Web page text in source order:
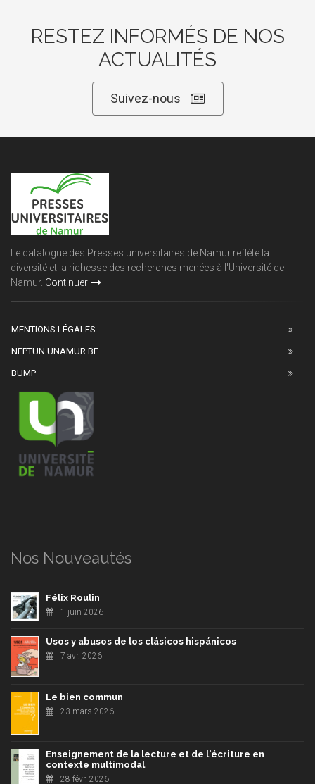
RESTEZ INFORMÉS DE NOS
ACTUALITÉS
Suivez-nous
Le catalogue des Presses universitaires de Namur reflète la
diversité et la richesse des recherches menées à l'Université de
Namur. Continuer
MENTIONS LÉGALES
NEPTUN.UNAMUR.BE
BUMP
Nos Nouveautés
Félix Roulin
1 juin 2026
Usos y abusos de los clásicos hispánicos
7 avr. 2026
Le bien commun
23 mars 2026
Enseignement de la lecture et de l'écriture en
contexte multimodal
28 févr. 2026